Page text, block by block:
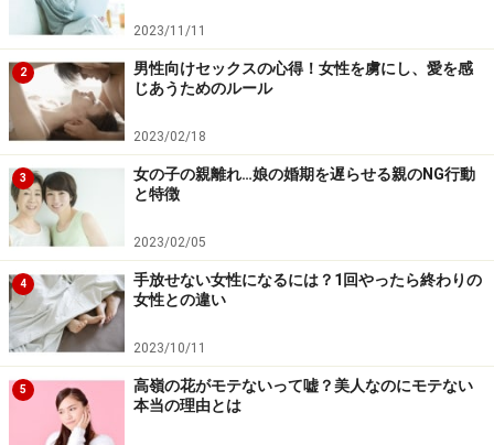
い！
嗅覚と恋愛のマリアージュは実証済み
しかも、
「嗅覚」が恋愛に影響するというのは、単に気
分や感覚の問題ではなく、科学的に実証されているそう
なんです！
ハーブ「ヴァーベナ」の香り使った実験がまさにピッタ
リで、異性の「右脳」を活性化させるということが、杏
林大学・古賀良彦名誉教授により科学的に実証されてい
ます。
2023/11/11
2
男性向けセックスの心得！女性を虜にし、愛を感
じあうためのルール
2023/02/18
3
女の子の親離れ…娘の婚期を遅らせる親のNG行動
と特徴
2023/02/05
4
手放せない女性になるには？1回やったら終わりの
女性との違い
2023/10/11
5
高嶺の花がモテないって嘘？美人なのにモテない
本当の理由とは